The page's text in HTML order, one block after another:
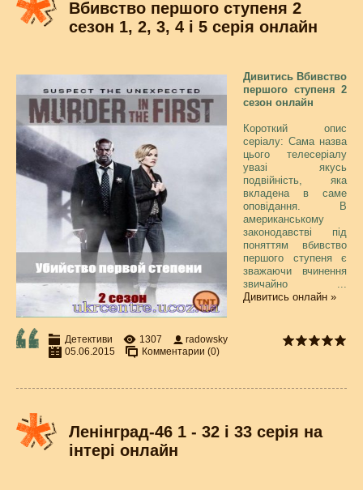
Вбивство першого ступеня 2
сезон 1, 2, 3, 4 і 5 серія онлайн
Дивитись Вбивство
першого ступеня 2
сезон онлайн
Короткий опис
серіалу: Сама назва
цього телесеріалу
увазі якусь
подвійність, яка
вкладена в саме
оповідання. В
американському
законодавстві під
поняттям вбивство
першого ступеня є
зважаючи вчинення
звичайно ...
Дивитись онлайн »
Детективи 1307
radowsky
05.06.2015
Комментарии (0)
Ленінград-46 1 - 32 і 33 серія на
інтері онлайн